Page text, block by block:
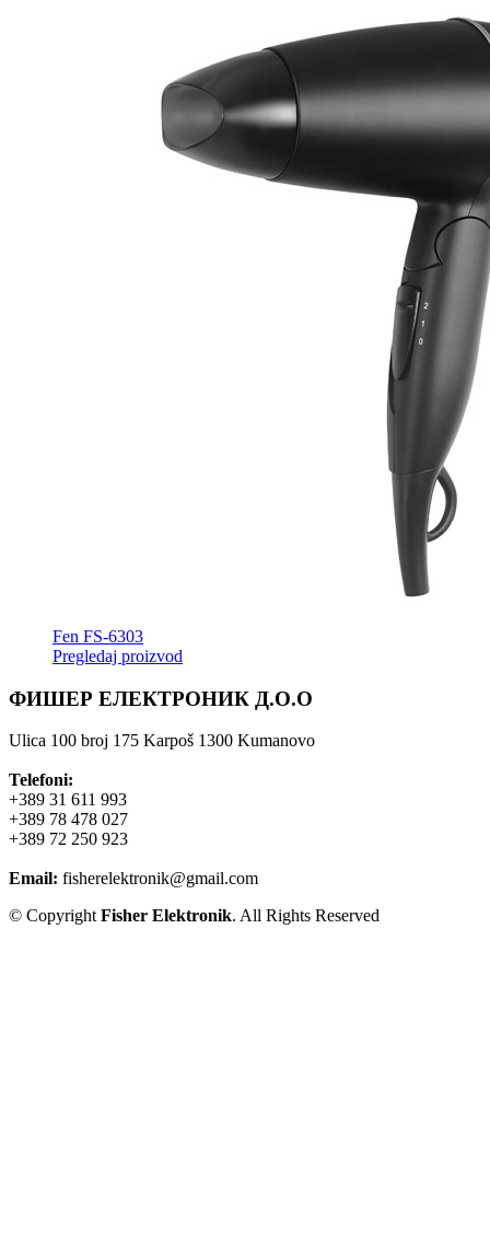
Fen FS-6303
Pregledaj proizvod
ФИШЕР ЕЛЕКТРОНИК Д.О.О
Ulica 100 broj 175 Karpoš 1300 Kumanovo
Telefoni:
+389 31 611 993
+389 78 478 027
+389 72 250 923
Email: fisherelektronik@gmail.com
© CopyrightFisher Elektronik. All Rights Reserved